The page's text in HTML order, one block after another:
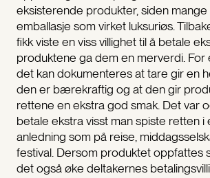
eksisterende produkter, siden
emballasje som virket luksuriøs.
fikk viste en viss villighet til å betale
produktene ga dem en merverdi. For
det kan dokumenteres at tare gir en
den er bærekraftig og at den gir
rettene en ekstra god smak. Det var
betale ekstra visst man spiste retten i
anledning som på reise,
festival. Dersom produktet oppfattes
det også øke deltakernes